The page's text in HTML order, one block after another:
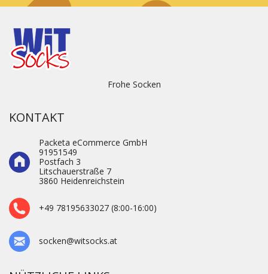
Frohe Socken
KONTAKT
Packeta eCommerce GmbH
91951549
Postfach 3
Litschauerstraße 7
3860 Heidenre­ichstein
+49 78195633027 (8:00-16:00)
socken@witsocks.at